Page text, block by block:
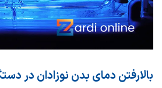
بالارفتن دمای بدن نوزادان در